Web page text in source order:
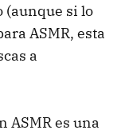
(aunque si lo
ASMR, esta
a
ASMR es una